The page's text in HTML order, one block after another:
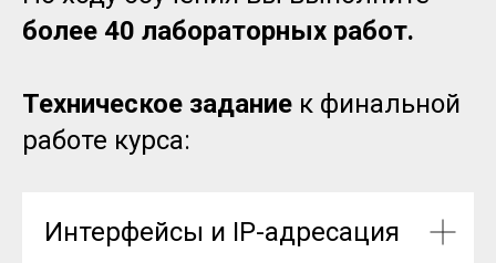
более 40 лабораторных работ.
Техническое задание к финальной
работе курса:
Интерфейсы и IP-адресация